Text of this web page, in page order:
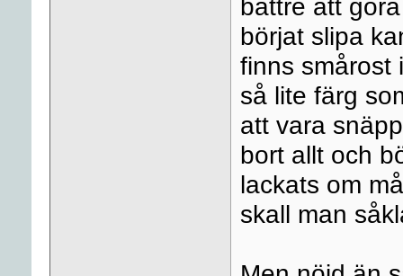
bättre att
börjat slipa
finns smårost
så lite färg
att vara
bort allt och
lackats om
skall man